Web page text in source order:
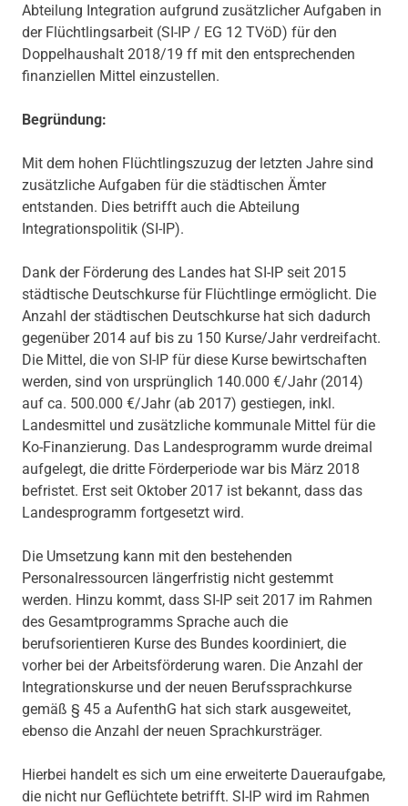
Abteilung Integration aufgrund zusätzlicher Aufgaben in
der Flüchtlingsarbeit (SI-IP / EG 12 TVöD) für den
Doppelhaushalt 2018/19 ff mit den entsprechenden
finanziellen Mittel einzustellen.
Begründung:
Mit dem hohen Flüchtlingszuzug der letzten Jahre sind
zusätzliche Aufgaben für die städtischen Ämter
entstanden. Dies betrifft auch die Abteilung
Integrationspolitik (SI-IP).
Dank der Förderung des Landes hat SI-IP seit 2015
städtische Deutschkurse für Flüchtlinge ermöglicht. Die
Anzahl der städtischen Deutschkurse hat sich dadurch
gegenüber 2014 auf bis zu 150 Kurse/Jahr verdreifacht.
Die Mittel, die von SI-IP für diese Kurse bewirtschaften
werden, sind von ursprünglich 140.000 €/Jahr (2014)
auf ca. 500.000 €/Jahr (ab 2017) gestiegen, inkl.
Landesmittel und zusätzliche kommunale Mittel für die
Ko-Finanzierung. Das Landesprogramm wurde dreimal
aufgelegt, die dritte Förderperiode war bis März 2018
befristet. Erst seit Oktober 2017 ist bekannt, dass das
Landesprogramm fortgesetzt wird.
Die Umsetzung kann mit den bestehenden
Personalressourcen längerfristig nicht gestemmt
werden. Hinzu kommt, dass SI-IP seit 2017 im Rahmen
des Gesamtprogramms Sprache auch die
berufsorientieren Kurse des Bundes koordiniert, die
vorher bei der Arbeitsförderung waren. Die Anzahl der
Integrationskurse und der neuen Berufssprachkurse
gemäß § 45 a AufenthG hat sich stark ausgeweitet,
ebenso die Anzahl der neuen Sprachkursträger.
Hierbei handelt es sich um eine erweiterte Daueraufgabe,
die nicht nur Geflüchtete betrifft. SI-IP wird im Rahmen